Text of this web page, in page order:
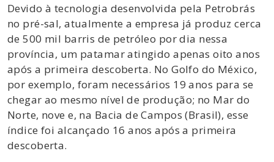
Devido à tecnologia desenvolvida pela Petrobrás
no pré-sal, atualmente a empresa já produz cerca
de 500 mil barris de petróleo por dia nessa
província, um patamar atingido apenas oito anos
após a primeira descoberta. No Golfo do México,
por exemplo, foram necessários 19 anos para se
chegar ao mesmo nível de produção; no Mar do
Norte, nove e, na Bacia de Campos (Brasil), esse
índice foi alcançado 16 anos após a primeira
descoberta.